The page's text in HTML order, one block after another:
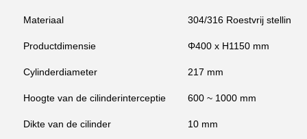
Materiaal 304/316 Roestvrij stelling
Productdimensie Φ400 x H1150 mm
Cylinderdiameter 217 mm
Hoogte van de cilinderinterceptie 600 ~ 1000 mm
Dikte van de cilinder 10 mm